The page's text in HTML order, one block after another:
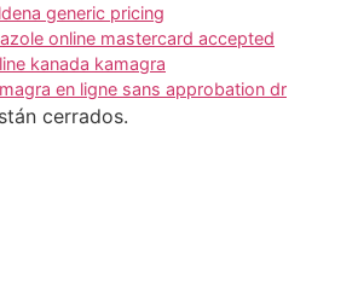
generic pricing
online mastercard accepted
kanada kamagra
en ligne sans approbation dr
cerrados.